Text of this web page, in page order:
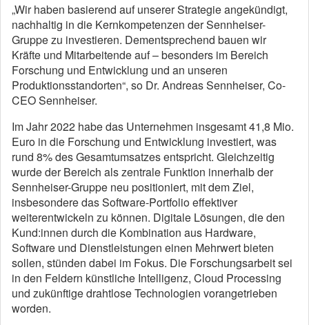
„Wir haben basierend auf unserer Strategie angekündigt,
nachhaltig in die Kernkompetenzen der Sennheiser-
Gruppe zu investieren. Dementsprechend bauen wir
Kräfte und Mitarbeitende auf – besonders im Bereich
Forschung und Entwicklung und an unseren
Produktionsstandorten“, so Dr. Andreas Sennheiser, Co-
CEO Sennheiser.
Im Jahr 2022 habe das Unternehmen insgesamt 41,8 Mio.
Euro in die Forschung und Entwicklung investiert, was
rund 8% des Gesamtumsatzes entspricht. Gleichzeitig
wurde der Bereich als zentrale Funktion innerhalb der
Sennheiser-Gruppe neu positioniert, mit dem Ziel,
insbesondere das Software-Portfolio effektiver
weiterentwickeln zu können. Digitale Lösungen, die den
Kund:innen durch die Kombination aus Hardware,
Software und Dienstleistungen einen Mehrwert bieten
sollen, stünden dabei im Fokus. Die Forschungsarbeit sei
in den Feldern künstliche Intelligenz, Cloud Processing
und zukünftige drahtlose Technologien vorangetrieben
worden.